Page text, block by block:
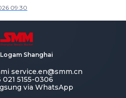
Wire Market Weekly Review]
09:30
Shanghai
service.en@smm.cn
021 5155-0306
via WhatsApp